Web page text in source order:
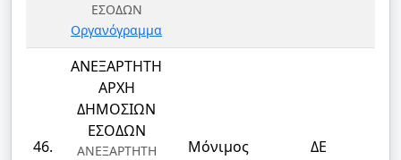
ΕΣΟΔΩΝ
Οργανόγραμμα
46.
ΑΝΕΞΑΡΤΗΤΗ
ΑΡΧΗ
ΔΗΜΟΣΙΩΝ
ΕΣΟΔΩΝ
ΑΝΕΞΑΡΤΗΤΗ
Μόνιμος ΔΕ